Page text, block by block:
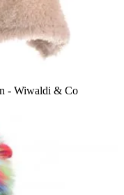
- Wiwaldi & Co